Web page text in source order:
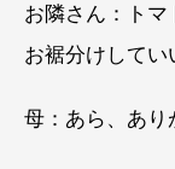
お隣さん：トマ
お裾分けしてい
母：あら、あり